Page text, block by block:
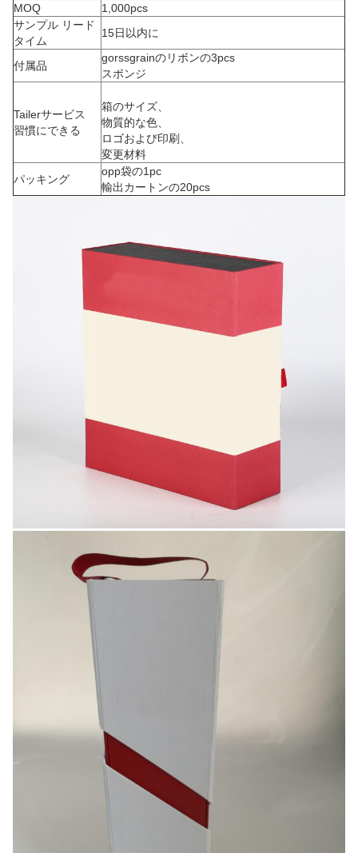
MOQ
1,000pcs
サンプル リード
タイム
15日以内に
付属品
gorssgrainのリボンの3pcs
スポンジ
Tailerサービス
習慣にできる
箱のサイズ、
物質的な色、
ロゴおよび印刷、
変更材料
パッキング
opp袋の1pc
輸出カートンの20pcs